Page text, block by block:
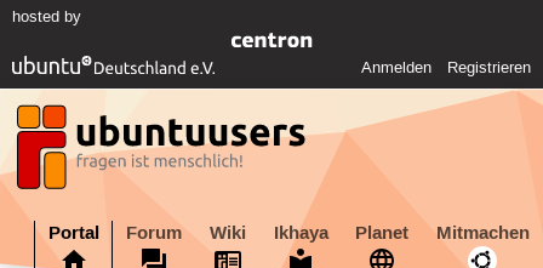
hosted by
Anmelden Registrieren
Portal Forum Wiki Ikhaya Planet Mitmachen